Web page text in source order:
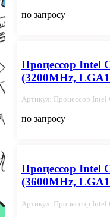
по запросу
Процессор Intel
(3200MHz,
Артикул: Процессор Intel
по запросу
Процессор Intel
(3600MHz,
Артикул: Процессор Intel